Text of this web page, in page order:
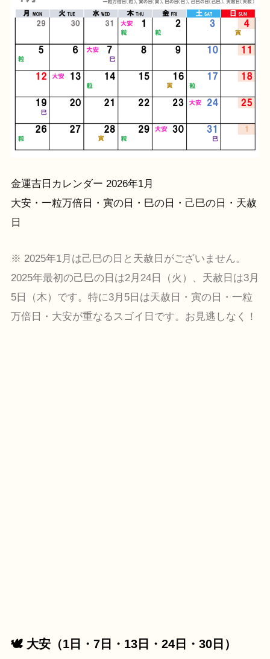
金運吉日カレンダー 2026年1月
大安・一粒万倍日・寅の日・巳の日・己巳の日・天赦
日
※ 2025年1月は己巳の日と天赦日がございません。
2025年最初の己巳の日は2月24日（火）、天赦日は3月
5日（木）です。特に3月5日は天赦日・寅の日・一粒
万倍日・大安が重なるスゴイ日です。お見逃しなく！
🕊 大安（1日・7日・13日・24日・30日）